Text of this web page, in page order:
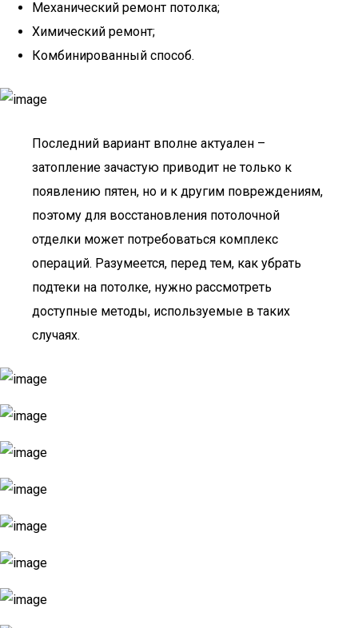
Механический ремонт потолка;
Химический ремонт;
Комбинированный способ.
Последний вариант вполне актуален –
затопление зачастую приводит не только к
появлению пятен, но и к другим повреждениям,
поэтому для восстановления потолочной
отделки может потребоваться комплекс
операций. Разумеется, перед тем, как убрать
подтеки на потолке, нужно рассмотреть
доступные методы, используемые в таких
случаях.